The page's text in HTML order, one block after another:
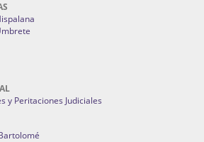
y Peritaciones Judiciales